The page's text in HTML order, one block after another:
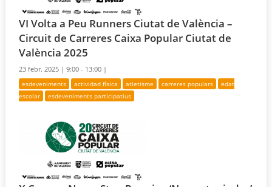
VI Volta a Peu Runners Ciutat de València –
Circuit de Carreres Caixa Popular Ciutat de
València 2025
23 febr. 2025 |9:00 - 13:00 |
esdeveniments actividad física atletisme carreres populars
edat
escolar
esdeveniments participatius